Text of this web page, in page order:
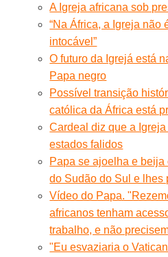
A Igreja africana sob
“Na África, a Igreja não
intocável”
O futuro da Igrejá está
Papa negro
Possível transição
católica da África está
Cardeal diz que a
estados falidos
Papa se ajoelha e
do Sudão do Sul e lhes
Vídeo do Papa.
africanos tenham
trabalho, e não
"Eu esvaziaria o